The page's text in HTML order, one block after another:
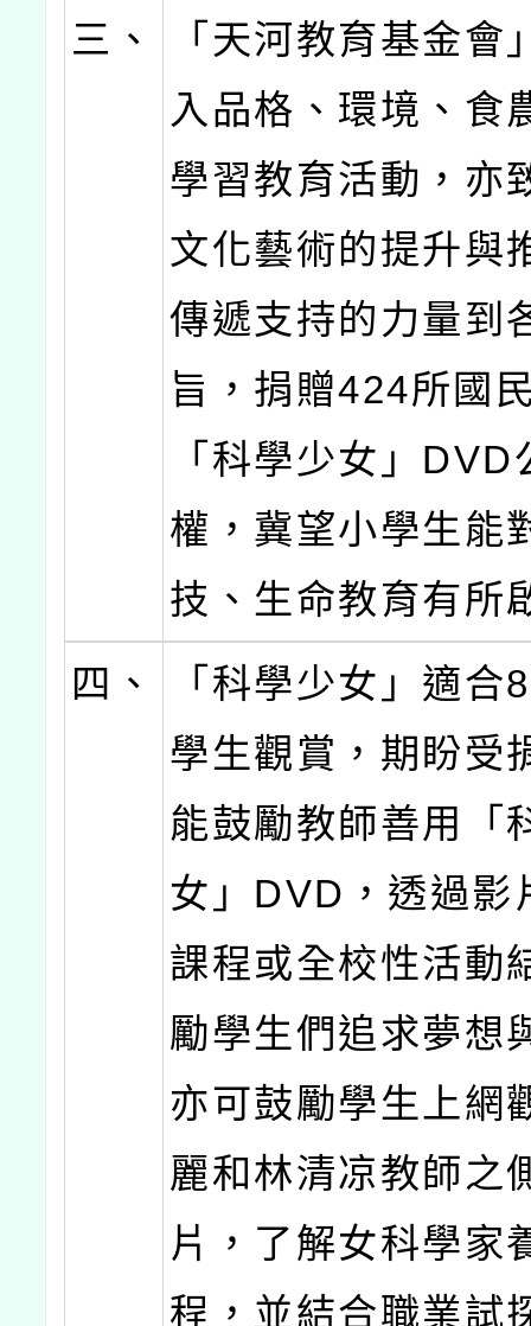
三、
「天河教育基金會
入品格、環境、食
學習教育活動，亦
文化藝術的提升與
傳遞支持的力量到
旨，捐贈424所國
「科學少女」DVD
權，冀望小學生能
技、生命教育有所
四、
「科學少女」適合
學生觀賞，期盼受
能鼓勵教師善用「
女」DVD，透過影
課程或全校性活動
勵學生們追求夢想
亦可鼓勵學生上網
麗和林清凉教師之
片，了解女科學家
程，並結合職業試